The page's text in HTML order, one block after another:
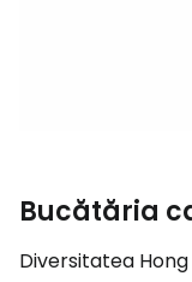
Bucătăria
Diversitatea